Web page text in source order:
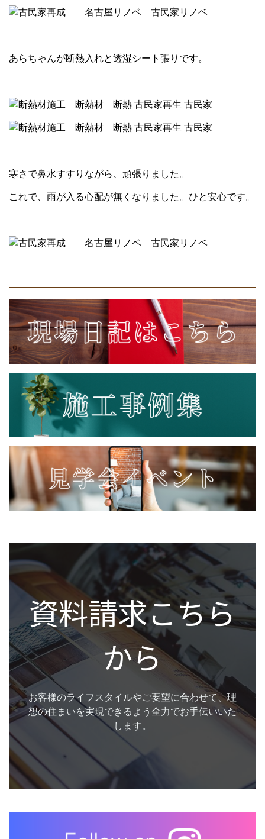
あらちゃんが断熱入れと透湿シート張りです。
寒さで鼻水すすりながら、頑張りました。
これで、雨が入る心配が無くなりました。ひと安心です。
資料請求こちら
から
お客様のライフスタイルやご要望に合わせて、理
想の住まいを実現できるよう全力でお手伝いいた
します。